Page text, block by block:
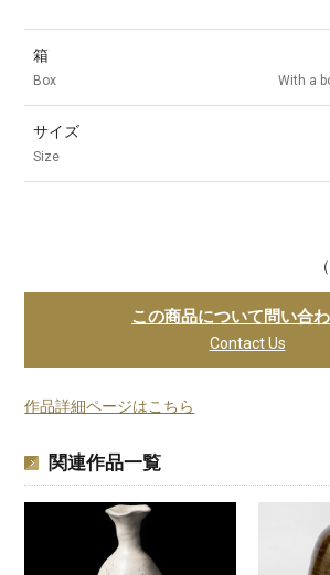
箱
Box With a
サイズ
Size
この商品について問い合
Contact Us
作品詳細ページはこちら
関連作品一覧